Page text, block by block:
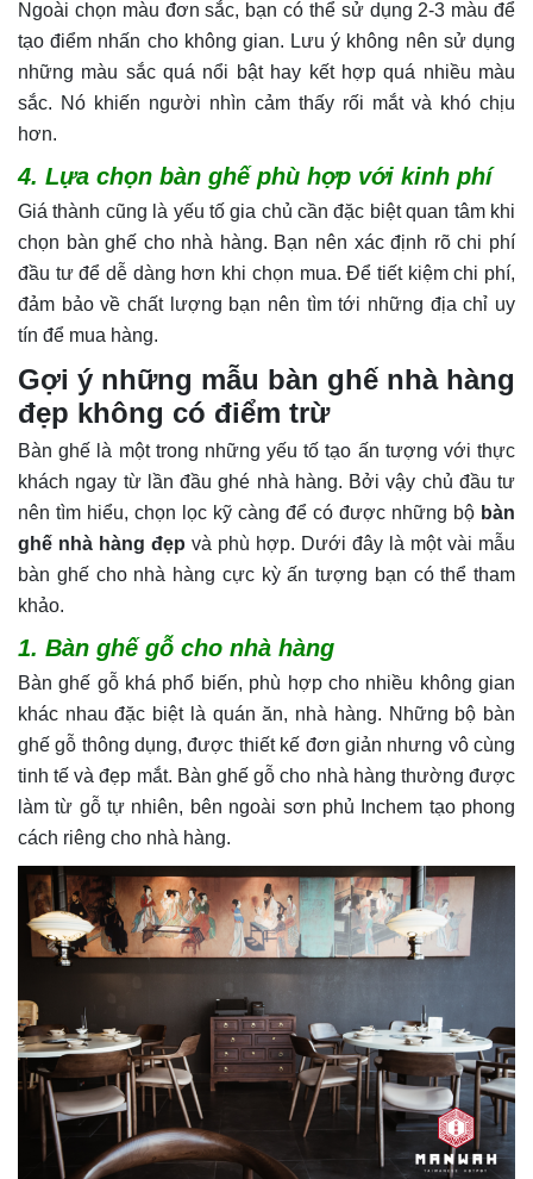
Ngoài chọn màu đơn sắc, bạn có thể sử dụng 2-3 màu để
tạo điểm nhấn cho không gian. Lưu ý không nên sử dụng
những màu sắc quá nổi bật hay kết hợp quá nhiều màu
sắc. Nó khiến người nhìn cảm thấy rối mắt và khó chịu
hơn.
4. Lựa chọn bàn ghế phù hợp với kinh phí
Giá thành cũng là yếu tố gia chủ cần đặc biệt quan tâm khi
chọn bàn ghế cho nhà hàng. Bạn nên xác định rõ chi phí
đầu tư để dễ dàng hơn khi chọn mua. Để tiết kiệm chi phí,
đảm bảo về chất lượng bạn nên tìm tới những địa chỉ uy
tín để mua hàng.
Gợi ý những mẫu bàn ghế nhà hàng
đẹp không có điểm trừ
Bàn ghế là một trong những yếu tố tạo ấn tượng với thực
khách ngay từ lần đầu ghé nhà hàng. Bởi vậy chủ đầu tư
nên tìm hiểu, chọn lọc kỹ càng để có được những bộ bàn
ghế nhà hàng đẹp và phù hợp. Dưới đây là một vài mẫu
bàn ghế cho nhà hàng cực kỳ ấn tượng bạn có thể tham
khảo.
1. Bàn ghế gỗ cho nhà hàng
Bàn ghế gỗ khá phổ biến, phù hợp cho nhiều không gian
khác nhau đặc biệt là quán ăn, nhà hàng. Những bộ bàn
ghế gỗ thông dụng, được thiết kế đơn giản nhưng vô cùng
tinh tế và đẹp mắt. Bàn ghế gỗ cho nhà hàng thường được
làm từ gỗ tự nhiên, bên ngoài sơn phủ Inchem tạo phong
cách riêng cho nhà hàng.